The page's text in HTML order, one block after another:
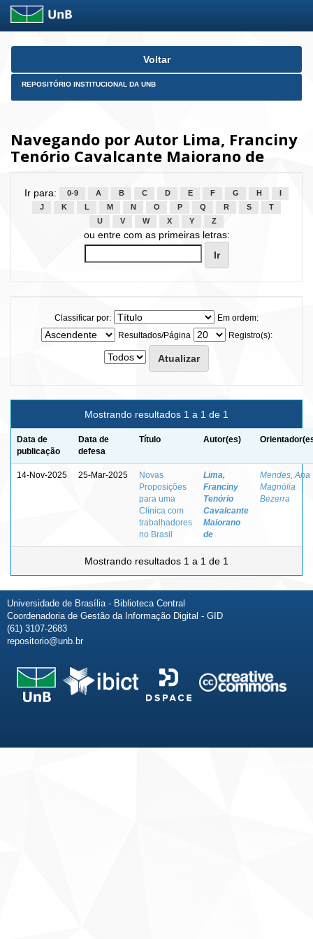
Skip
Voltar
REPOSITÓRIO INSTITUCIONAL DA UNB
Navegando por Autor Lima, Franciny
Tenório Cavalcante Maiorano de
Ir para: 0-9 A B C D E F G H
J
K L M N O P Q R S
T
U
V W X Y Z
ou entre com as primeiras letras:
Classificar por:
Em ordem:
Resultados/Página
Registro(s):
Mostrando resultados 1 a 1 de 1
Data de
publicação
Data de
defesa
Título Autor(es)
14-Nov-2025 25-Mar-2025
Novas
Proposições
para uma
Clínica com
trabalhadores
no Brasil
Lima,
Franciny
Tenório
Cavalcante
Maiorano
de
Mendes, Ana
Magnólia
Bezerra
Mostrando resultados 1 a 1 de 1
Universidade de Brasília - Biblioteca Central
Coordenadoria de Gestão da Informação Digital - GID
(61) 3107-2683
repositorio@unb.br